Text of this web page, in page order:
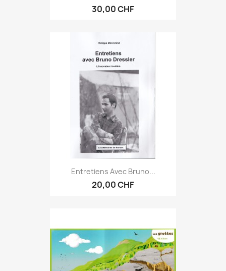
30,00 CHF
Entretiens Avec Bruno...
20,00 CHF